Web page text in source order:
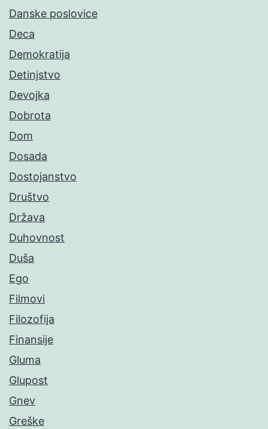
Danske poslovice
Deca
Demokratija
Detinjstvo
Devojka
Dobrota
Dom
Dosada
Dostojanstvo
Društvo
Država
Duhovnost
Duša
Ego
Filmovi
Filozofija
Finansije
Gluma
Glupost
Gnev
Greške